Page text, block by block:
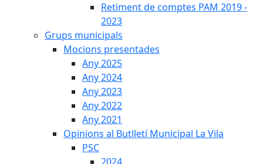
Retiment de comptes PAM 2019 -
2023
Grups municipals
Mocions presentades
Any 2025
Any 2024
Any 2023
Any 2022
Any 2021
Opinions al Butlletí Municipal La Vila
PSC